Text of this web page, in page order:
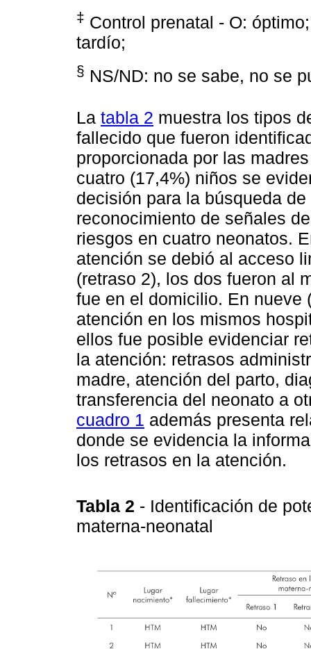
‡ Control prenatal - O:
tardío;
§ NS/ND: no se sabe, no se
La tabla 2 muestra los tipos
fallecido que fueron
proporcionada por las
cuatro (17,4%) niños se
decisión para la búsqueda
reconocimiento de señales
riesgos en cuatro neonatos.
atención se debió al acceso
(retraso 2), los dos fueron al
fue en el domicilio. En nueve
atención en los mismos
ellos fue posible evidenciar
la atención: retrasos
madre, atención del parto,
transferencia del neonato a
cuadro 1 además presenta
donde se evidencia la
los retrasos en la atención.
Tabla 2 - Identificación de
materna-neonatal